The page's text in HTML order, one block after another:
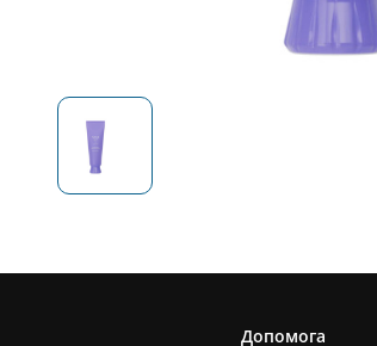
Допомога